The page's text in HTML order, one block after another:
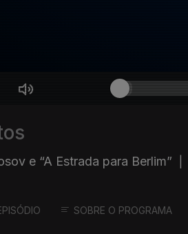
e “A Estrada para Berlim”
SOBRE O PROGRAMA